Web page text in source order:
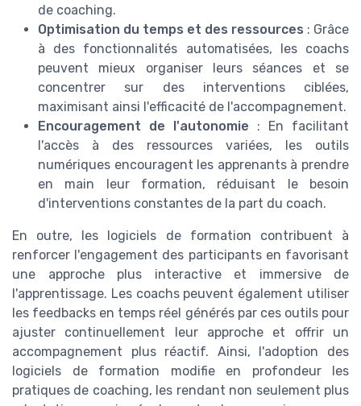
de coaching.
Optimisation du temps et des ressources : Grâce
à des fonctionnalités automatisées, les coachs
peuvent mieux organiser leurs séances et se
concentrer sur des interventions ciblées,
maximisant ainsi l'efficacité de l'accompagnement.
Encouragement de l'autonomie : En facilitant
l'accès à des ressources variées, les outils
numériques encouragent les apprenants à prendre
en main leur formation, réduisant le besoin
d'interventions constantes de la part du coach.
En outre, les logiciels de formation contribuent à
renforcer l'engagement des participants en favorisant
une approche plus interactive et immersive de
l'apprentissage. Les coachs peuvent également utiliser
les feedbacks en temps réel générés par ces outils pour
ajuster continuellement leur approche et offrir un
accompagnement plus réactif. Ainsi, l'adoption des
logiciels de formation modifie en profondeur les
pratiques de coaching, les rendant non seulement plus